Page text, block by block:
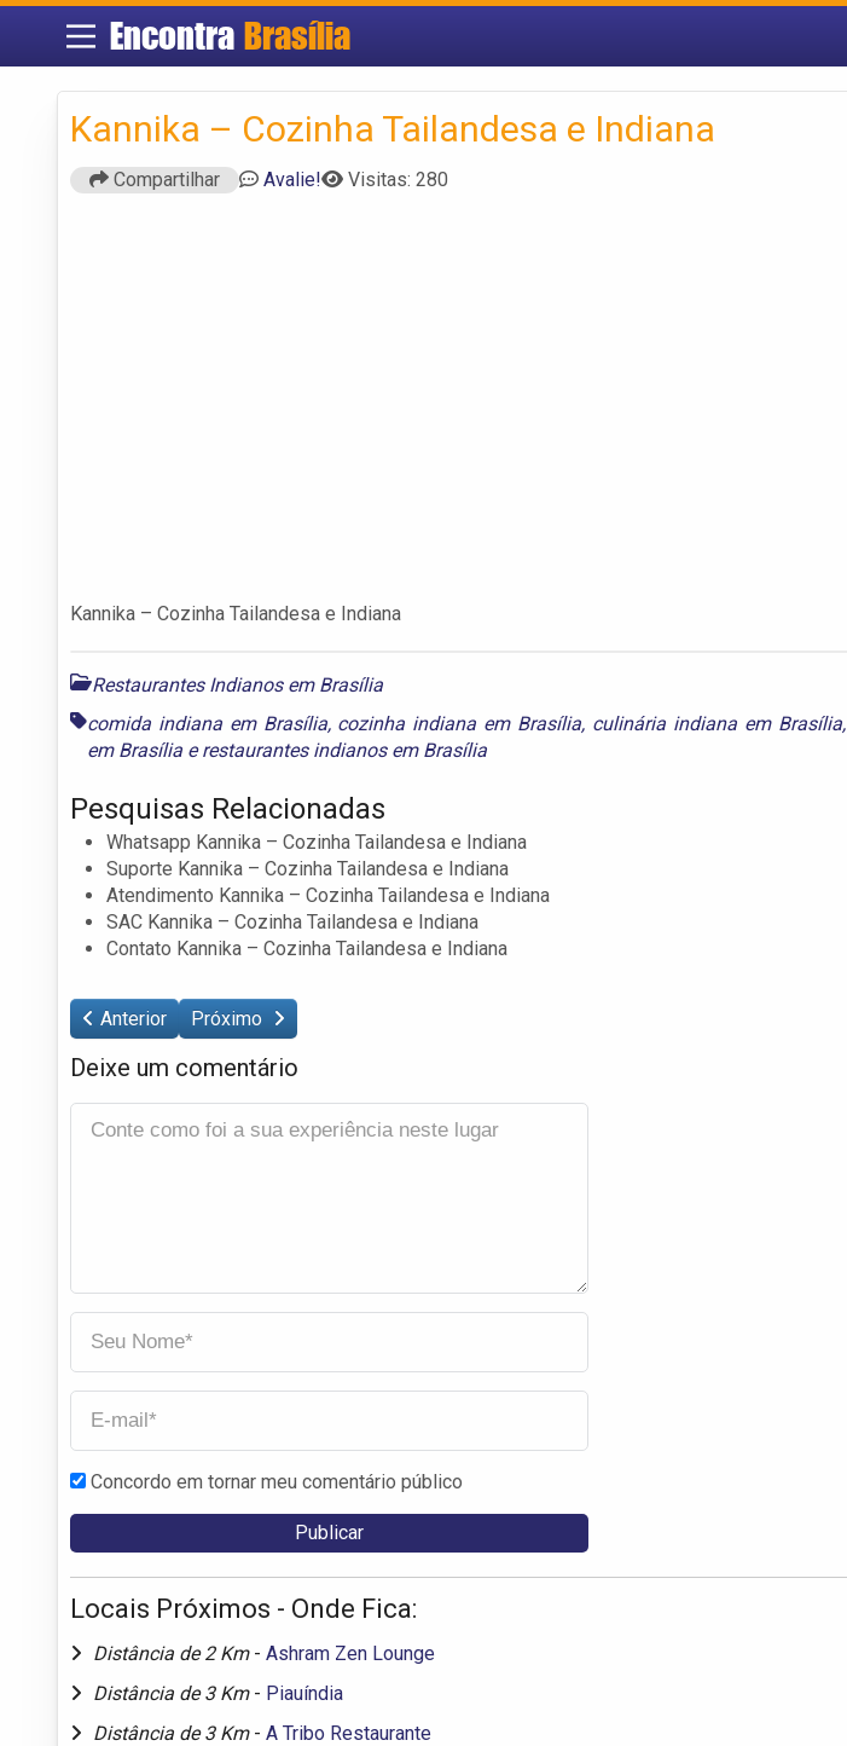
Encontra Brasília
Kannika – Cozinha Tailandesa e Indiana
Compartilhar Avalie! Visitas: 280
Kannika – Cozinha Tailandesa e Indiana
Restaurantes Indianos em Brasília
comida indiana em Brasília, cozinha indiana em Brasília, culinária indiana em Brasília,
em Brasília erestaurantes indianos em Brasília
Pesquisas Relacionadas
Whatsapp Kannika – Cozinha Tailandesa e Indiana
Suporte Kannika – Cozinha Tailandesa e Indiana
Atendimento Kannika – Cozinha Tailandesa e Indiana
SAC Kannika – Cozinha Tailandesa e Indiana
Contato Kannika – Cozinha Tailandesa e Indiana
Anterior Próximo
Deixe um comentário
Concordo em tornar meu comentário público
Locais Próximos - Onde Fica:
Distância de 2 Km - Ashram Zen Lounge
Distância de 3 Km - Piauíndia
Distância de 3 Km - A Tribo Restaurante